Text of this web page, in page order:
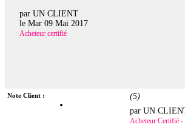
par UN CLIENT
le Mar 09 Mai 2017
Acheteur certifié
Note Client : (5)
par UN
Acheteur Certifié